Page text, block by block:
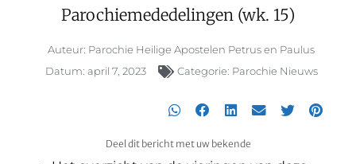
Parochiemededelingen (wk. 15)
Auteur: Parochie Heilige Apostelen Petrus en Paulus
Datum: april 7, 2023 Categorie: Parochie Nieuws
Deel dit bericht met uw bekende